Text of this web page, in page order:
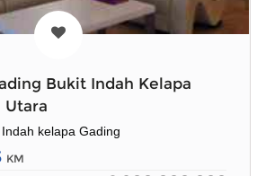
Bukit Indah Kelapa
Utara
kelapa Gading
KM